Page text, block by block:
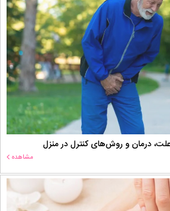
علت، درمان و روش‌های کنترل در منزل
مشاهده